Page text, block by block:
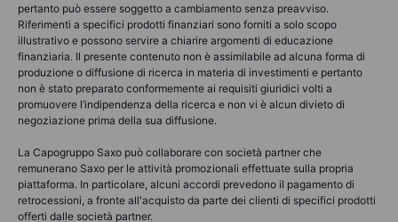
pertanto può essere soggetto a cambiamento senza preavviso.
Riferimenti a specifici prodotti finanziari sono forniti a solo scopo
illustrativo e possono servire a chiarire argomenti di educazione
finanziaria. Il presente contenuto non è assimilabile ad alcuna forma di
produzione o diffusione di ricerca in materia di investimenti e pertanto
non è stato preparato conformemente ai requisiti giuridici volti a
promuovere l’indipendenza della ricerca e non vi è alcun divieto di
negoziazione prima della sua diffusione.
La Capogruppo Saxo può collaborare con società partner che
remunerano Saxo per le attività promozionali effettuate sulla propria
piattaforma. In particolare, alcuni accordi prevedono il pagamento di
retrocessioni, a fronte all'acquisto da parte dei clienti di specifici prodotti
offerti dalle società partner.